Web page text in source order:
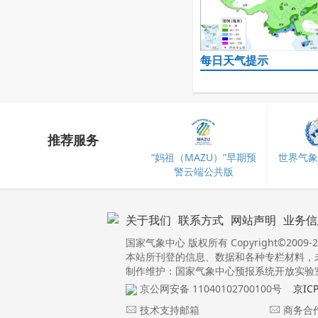
每日天气提示
推荐服务
“妈祖（MAZU）”早期预
警云端公共版
世界气
关于我们 联系方式 网站声明 业务
国家气象中心 版权所有 Copyright©2009-
本站所刊登的信息、数据和各种专栏材料
制作维护：国家气象中心预报系统开放实
京公网安备 11040102700100号
京
技术支持邮箱
商务合